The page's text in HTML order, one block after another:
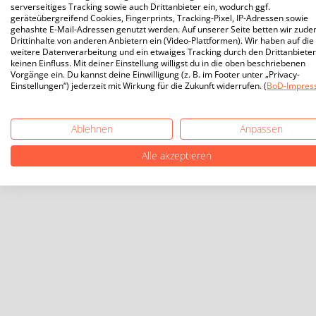
serverseitiges Tracking sowie auch Drittanbieter ein, wodurch ggf.
geräteübergreifend Cookies, Fingerprints, Tracking-Pixel, IP-Adressen sowie
gehashte E-Mail-Adressen genutzt werden. Auf unserer Seite betten wir
Drittinhalte von anderen Anbietern ein (Video-Plattformen). Wir haben auf die
weitere Datenverarbeitung und ein etwaiges Tracking durch den Drittanbieter
keinen Einfluss. Mit deiner Einstellung willigst du in die oben beschriebenen
Vorgänge ein. Du kannst deine Einwilligung (z. B. im Footer unter „Privacy-
Einstellungen“) jederzeit mit Wirkung für die Zukunft widerrufen. (BoD-
Ablehnen
Anpassen
Alle akzeptieren